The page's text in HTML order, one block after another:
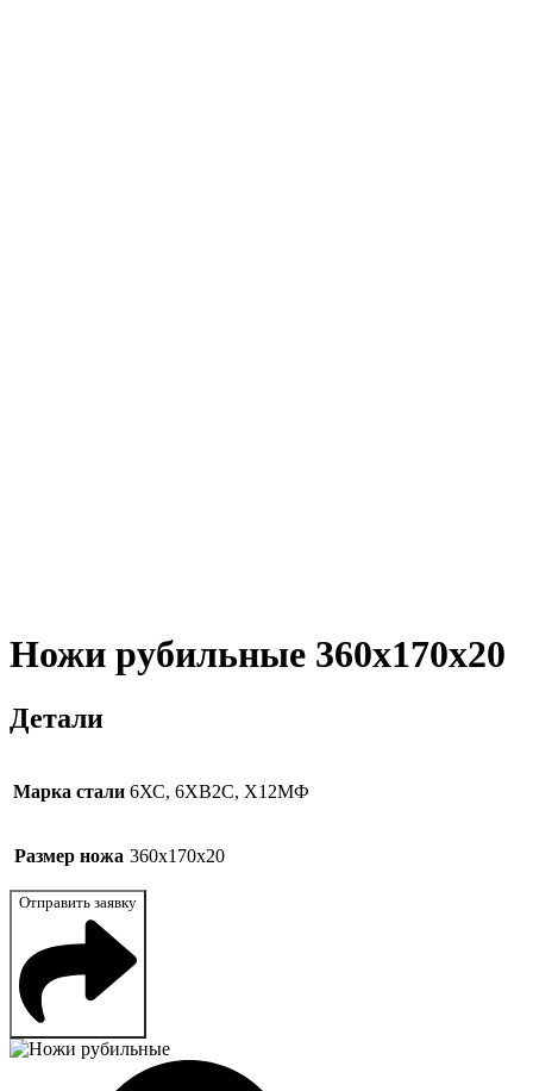
Ножи рубильные 360x170x20
Детали
Марка стали 6ХС, 6ХВ2С, Х12МФ
Размер ножа 360x170x20
Отправить заявку